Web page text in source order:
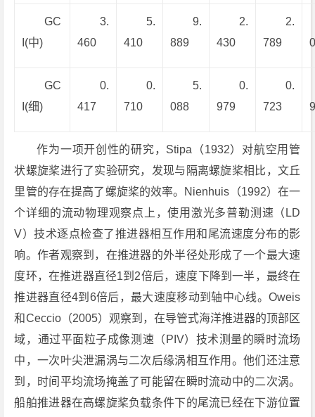
GC
I(中)
3.
460
5.
410
9.
889
2.
430
2.
789
GC
I(细)
0.
417
0.
710
5.
088
0.
979
0.
723
作为一项开创性的研究，Stipa（1932）对航空用管
状螺旋桨进行了实验研究，发现与隔离螺旋桨相比，文丘
里管的存在提高了螺旋桨的效率。Nienhuis（1992）在一
个详细的流动物理观察点上，使用激光多普勒测速（LD
V）技术逐点检查了推进器相互作用和尾流速度分布的影
响。作者观察到，在推进器的外半径处形成了一个最大速
度环，在推进器直径1到2倍后，速度下降到一半，最终在
推进器直径4到6倍后，最大速度移动到轴中心线。Oweis
和Ceccio（2005）观察到，在导管式海洋推进器的顶部区
域，通过平面粒子成像测速（PIV）技术测量的瞬时流场
中，一次叶尖泄漏涡与二次后缘涡相互作用。他们还注意
到，时间平均流场掩盖了可能留在瞬时流动中的二次涡。
船舶推进器在高螺旋桨负载条件下的尾流已经在下游位置